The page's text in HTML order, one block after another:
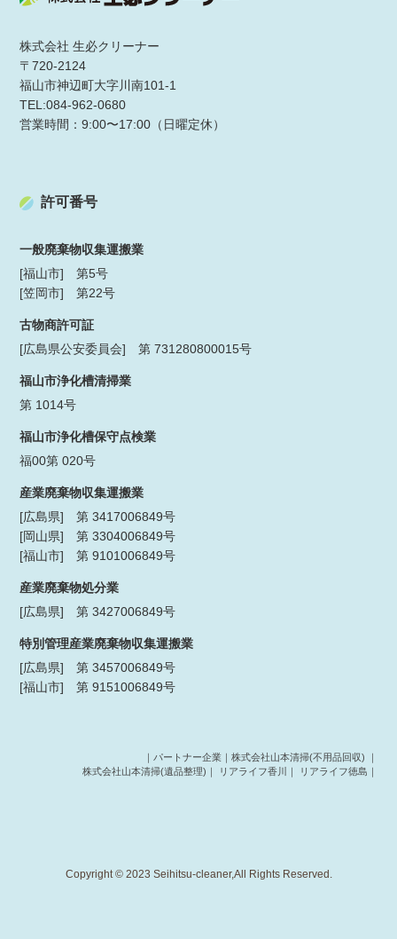
株式会社 生必クリーナー
〒720-2124
福山市神辺町大字川南101-1
TEL:084-962-0680
営業時間：9:00〜17:00（日曜定休）
許可番号
一般廃棄物収集運搬業
[福山市] 第5号
[笠岡市] 第22号
古物商許可証
[広島県公安委員会] 第 731280800015号
福山市浄化槽清掃業
第 1014号
福山市浄化槽保守点検業
福00第 020号
産業廃棄物収集運搬業
[広島県] 第 3417006849号
[岡山県] 第 3304006849号
[福山市] 第 9101006849号
産業廃棄物処分業
[広島県] 第 3427006849号
特別管理産業廃棄物収集運搬業
[広島県] 第 3457006849号
[福山市] 第 9151006849号
｜パートナー企業｜ 株式会社山本清掃(不用品回収) ｜
株式会社山本清掃(遺品整理) ｜ リアライフ香川 ｜ リアライフ徳島 ｜
Copyright © 2023 Seihitsu-cleaner,All Rights Reserved.